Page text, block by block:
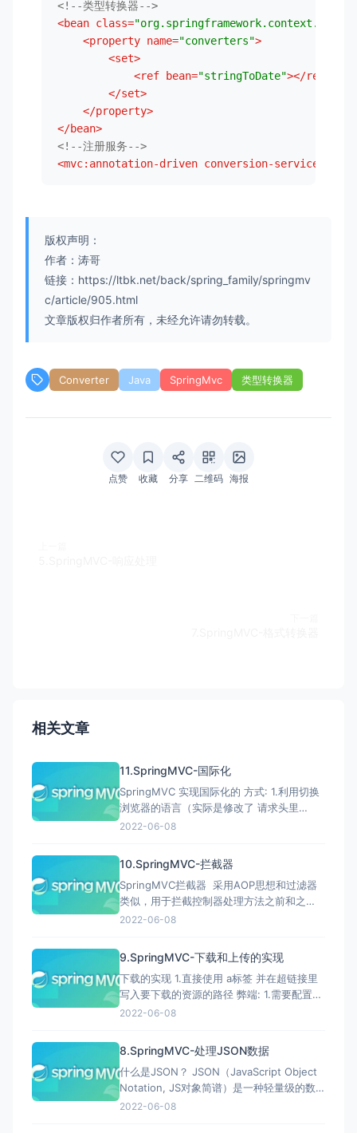
<!--类型转换器-->
<bean class=
<property name="converters">
<set>
<ref bean="stringToDate"></ref
</set>
</property>
</bean>
<!--注册服务-->
<mvc:annotation-driven conversion-service
版权声明：
作者：涛哥
链接：https://ltbk.net/back/spring_family/springmv
c/article/905.html
文章版权归作者所有，未经允许请勿转载。
Converter Java SpringMvc 类型转换器
点赞 收藏 分享 二维码 海报
相关文章
11.SpringMVC-国际化
SpringMVC 实现国际化的 方式: 1.利用切换
浏览器的语言（实际是修改了 请求头里
accept-language的值） 2.自定义 a.在
zh_CN.properties 试图名en_US.pro
2022-06-08
10.SpringMVC-拦截器
SpringMVC拦截器 采用AOP思想和过滤器
类似，用于拦截控制器处理方法之前和之
后，用于完成一些和主业务没有太多关系的
HandlerInteceptor接口。 该接口的三个方
法: boolean p
2022-06-08
9.SpringMVC-下载和上传的实现
下载的实现 1.直接使用 a标签 并在超链接里
写入要下载的资源的路径 弊端: 1.需要配置
静态资源访问 否则会被SpringMVC 前端控
载。 2.思路: 1.获取到要下载的文件的
2022-06-08
8.SpringMVC-处理JSON数据
什么是JSON？ JSON（JavaScript Object
Notation, JS对象简谱）是一种轻量级的数
据交换格式。它基
2022-06-08